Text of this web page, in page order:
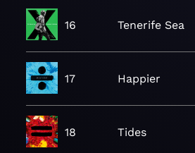
16 Tenerife Sea
17 Happier
18 Tides